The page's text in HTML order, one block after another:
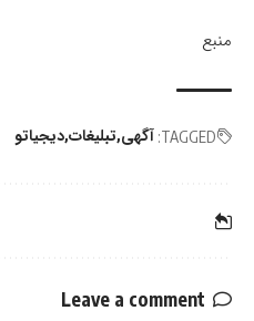
منبع
TAGGED: آگهی تبلیغاتدیجیاتو
Leave a comment